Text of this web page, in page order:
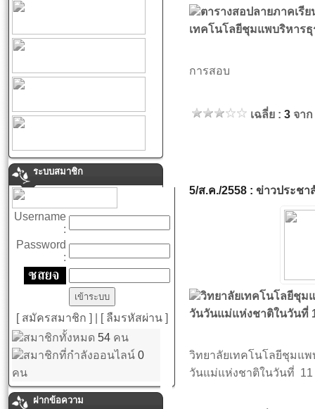
ระบบสมาชิก
Username
:
Password
:
[ สมัครสมาชิก ]
[ ลืมรหัสผ่าน ]
สมาชิกทั้งหมด 54 คน
สมาชิกที่กำลังออนไลน์ 0
คน
ฝากข้อความ
ตารางสอปลายภาคเรีย
เทคโนโลยีชุมแพบริหารธุ
การสอบ
เฉลี่ย : 3จาก
5/ส.ค./2558 : ข่าวประชา
วิทยาลัยเทคโนโลยีชุม
วันวันแม่แห่งชาติในวันที่
วิทยาลัยเทคโนโลยีชุมแ
วันแม่แห่งชาติในวันที่